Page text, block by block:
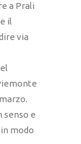
a Prali
il
via
senso e
modo